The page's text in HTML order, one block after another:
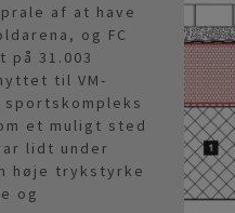
af at have
og FC
på 31.003
til VM-
et muligt sted
lidt under
høje trykstyrke
og